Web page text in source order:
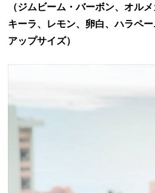
（ジムビーム・バーボン、オル
キーラ、レモン、卵白、ハラペー
アップサイズ）